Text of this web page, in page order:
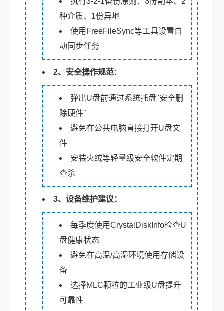
种介质、1份异地
使用FreeFileSync等工具设置自
动同步任务
2、安全操作规范：
弹出U盘前通过系统托盘"安全删
除硬件"
避免在公共电脑直接打开U盘文
件
安装火绒等轻量级安全软件定期
查杀
3、设备维护建议：
每季度使用CrystalDiskInfo检查U
盘健康状态
避免在高温/高湿环境使用存储设
备
选择MLC颗粒的工业级U盘提升
可靠性